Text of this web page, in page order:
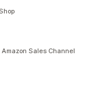
Sales Channel